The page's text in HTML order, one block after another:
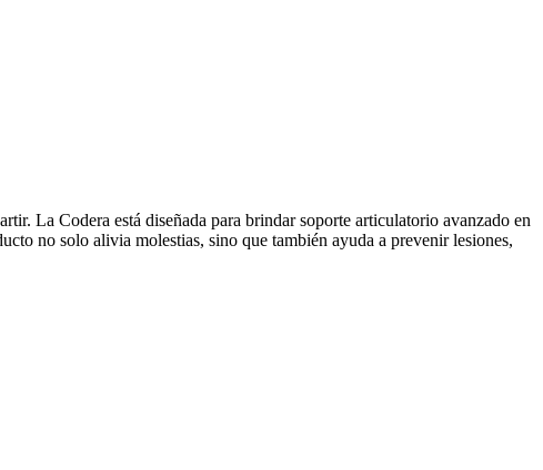
La Codera está diseñada para brindar soporte articulatorio avanzado en
no solo alivia molestias, sino que también ayuda a prevenir lesiones,